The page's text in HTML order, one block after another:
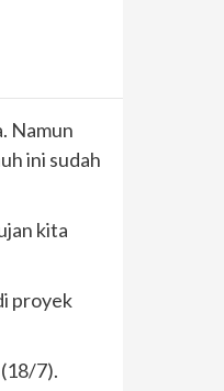
Namun
ini sudah
kita
proyek
7).